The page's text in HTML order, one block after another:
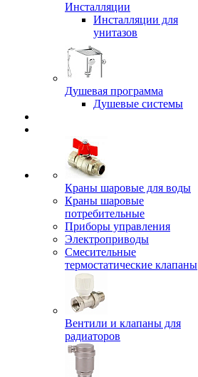
Инсталляции
Инсталляции для
унитазов
Душевая программа
Душевые системы
Краны шаровые для воды
Краны шаровые
потребительные
Приборы управления
Электроприводы
Смесительные
термостатические клапаны
Вентили и клапаны для
радиаторов